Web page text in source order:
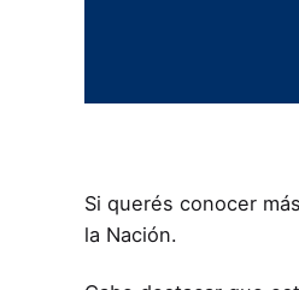
Si querés conocer
la Nación.